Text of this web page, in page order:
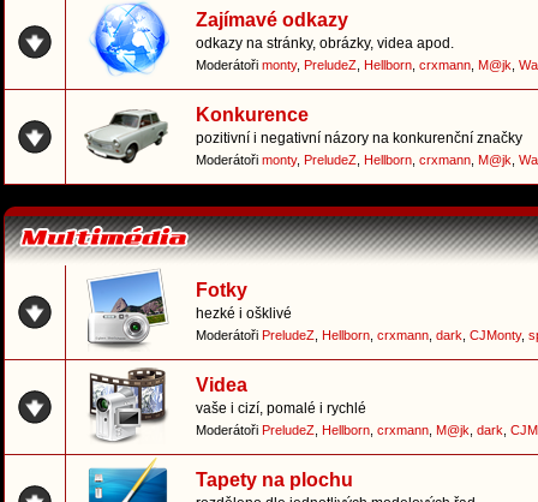
Zajímavé odkazy
odkazy na stránky, obrázky, videa apod.
Moderátoři monty, PreludeZ Hellborn crxmann M@jk
Konkurence
pozitivní i negativní názory na konkurenční značky
Moderátoři monty, PreludeZ Hellborn crxmann M@jk
Fotky
hezké i ošklivé
Moderátoři PreludeZ Hellborn crxmann dark CJMonty,
Videa
vaše i cizí, pomalé i rychlé
Moderátoři PreludeZ Hellborn crxmann M@jk dark
Tapety na plochu